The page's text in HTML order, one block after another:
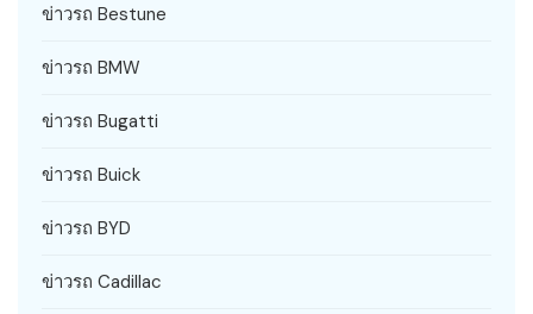
ข่าวรถ Bestune
ข่าวรถ BMW
ข่าวรถ Bugatti
ข่าวรถ Buick
ข่าวรถ BYD
ข่าวรถ Cadillac